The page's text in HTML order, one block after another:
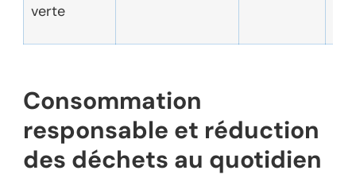
verte
Consommation
responsable et réduction
des déchets au quotidien